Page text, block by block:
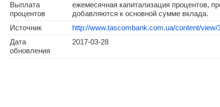
Выплата
процентов
ежемесячная капитализация процентов,
добавляются к основной сумме вклада.
Источник
http://www.tascombank.com.ua/content/view/
Дата
обновления
2017-03-28